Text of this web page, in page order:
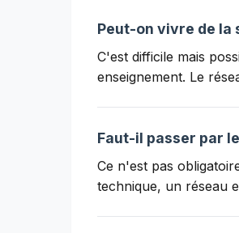
Peut-on vivre de la
C'est difficile mais
enseignement. Le
Faut-il passer par
Ce n'est pas
technique, un réseau